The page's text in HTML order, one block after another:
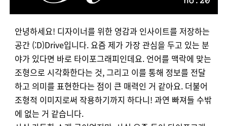
안녕하세요! 디자이너를 위한 영감과 인사이트를 저장하는
공간(:D)Drive입니다.요즘 제가 가장관심을 두고 있는 분
야가 있다면 바로 타이포그래피인데요. 언어를 맥락에 맞는
조형으로 시각화한다는 것,그리고 이를 통해 정보를 전달
하고 의미를 표현한다는 점이 큰 매력인 거 같아요. 더불어
조형적 이미지로써 작용하기까지 하다니! 과연 빠져들 수밖
에 없는 거 같습니다.